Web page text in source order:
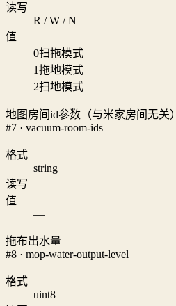
读写
R / W / N
值
0扫拖模式
1拖地模式
2扫地模式
地图房间id参数（与米家房间无关）
#7 · vacuum-room-ids
格式
string
读写
值
—
拖布出水量
#8 · mop-water-output-level
格式
uint8